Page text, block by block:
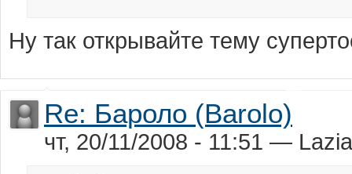
Ну так открывайте тему
Re: Бароло (Barolo)
чт, 20/11/2008 - 11:51 —